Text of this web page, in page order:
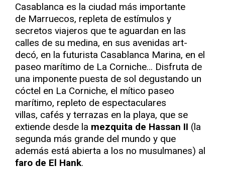
Casablanca es la ciudad más importante
de Marruecos, repleta de estímulos y
secretos viajeros que te aguardan en las
calles de su medina, en sus avenidas art-
decó, en la futurista Casablanca Marina, en el
paseo marítimo de La Corniche… Disfruta de
una imponente puesta de sol degustando un
cóctel en La Corniche, el mítico paseo
marítimo, repleto de espectaculares
villas, cafés y terrazas en la playa, que se
extiende desde la mezquita de Hassan II (la
segunda más grande del mundo y que
además está abierta a los no musulmanes) al
faro de El Hank.